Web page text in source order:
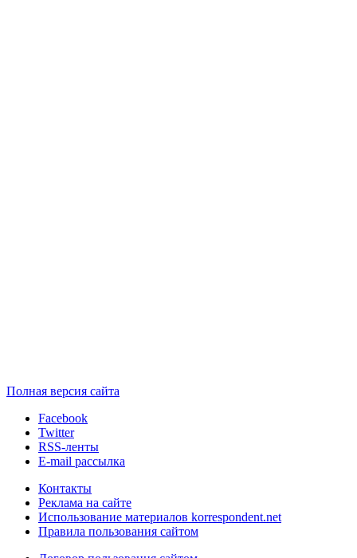
Полная версия сайта
Facebook
Twitter
RSS-ленты
E-mail рассылка
Контакты
Реклама на сайте
Использование материалов korrespondent.net
Правила пользования сайтом